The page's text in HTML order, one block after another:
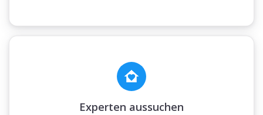
Experten aussuchen